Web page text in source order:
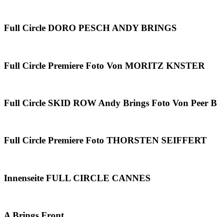
Full Circle DORO PESCH ANDY BRINGS
Full Circle Premiere Foto Von MORITZ KNSTER
Full Circle SKID ROW Andy Brings Foto Von Peer
Full Circle Premiere Foto THORSTEN SEIFFERT
Innenseite FULL CIRCLE CANNES